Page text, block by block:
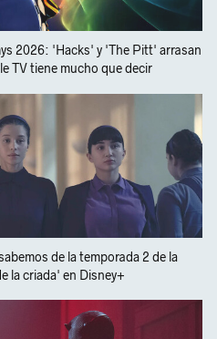
2026: 'Hacks' y 'The Pitt' arrasan
TV tiene mucho que decir
de la temporada 2 de la
la criada' en Disney+